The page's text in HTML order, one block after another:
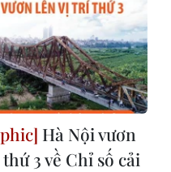
Hà Nội vươn
3 về Chỉ số cải